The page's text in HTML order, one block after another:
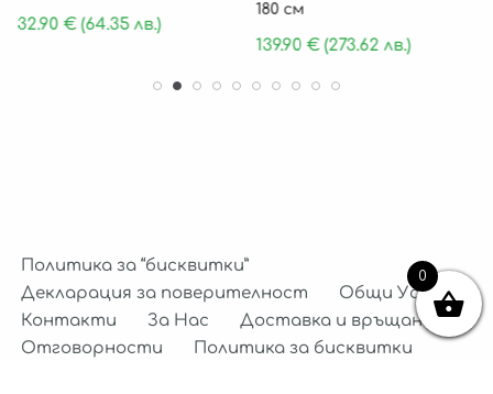
32.90 €(64.35 лв.)
180 см
139.90€(273.62 лв.)
Политика за “бисквитки”
Декларация за поверителност
Общи Условия
Контакти
За Нас
Доставка и връщане
Отговорности
Политика за бисквитки
0